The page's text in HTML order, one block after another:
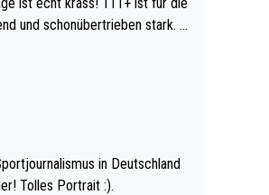
und schonübertrieben stark. U
in Deutschland
Tolles Portrait :).